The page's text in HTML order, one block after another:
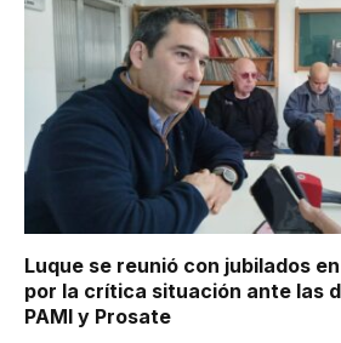
Luque se reunió con jubilados
por la crítica situación ante las
PAMI y Prosate